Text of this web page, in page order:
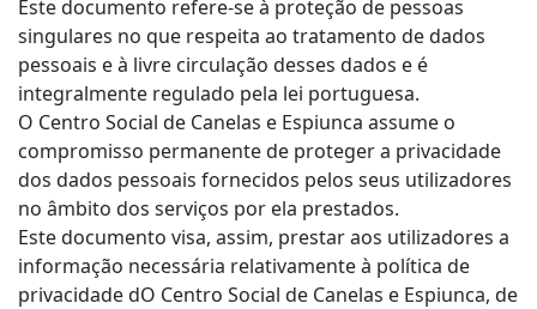
Este documento refere-se à proteção de pessoas
singulares no que respeita ao tratamento de dados
pessoais e à livre circulação desses dados e é
integralmente regulado pela lei portuguesa.
O Centro Social de Canelas e Espiunca assume o
compromisso permanente de proteger a privacidade
dos dados pessoais fornecidos pelos seus utilizadores
no âmbito dos serviços por ela prestados.
Este documento visa, assim, prestar aos utilizadores a
informação necessária relativamente à política de
privacidade dO Centro Social de Canelas e Espiunca, de